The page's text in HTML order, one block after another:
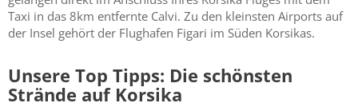
Taxi in das 8km entfernte Calvi. Zu den kleinsten Airports auf
der Insel gehört der Flughafen Figari im Süden Korsikas.
Unsere Top Tipps: Die schönsten
Strände auf Korsika